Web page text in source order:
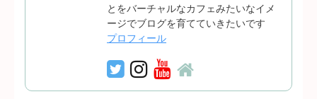
とをバーチャルなカフェみたいなイメ
ージでブログを育てていきたいです
プロフィール